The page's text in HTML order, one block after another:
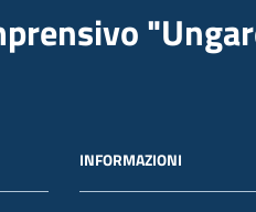
INFORMAZIONI